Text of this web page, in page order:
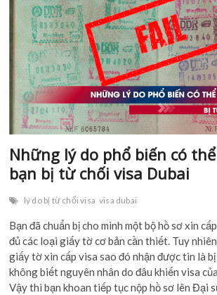
Nam
hay
không?
Thủ
tục
như
thế
nào?
Những lý do phổ biến có
bạn bị từ chối visa Dubai
lý do bị từ chối visa visa dubai
Bạn đã chuẩn bị cho mình một bộ hồ sơ xin
đủ các loại giấy tờ cơ bản cần thiết. Tuy
giấy tờ xin cấp visa sao đó nhận được tin là bị
không biết nguyên nhân do đâu khiến visa
Vậy thì bạn khoan tiếp tục nộp hồ sơ lên Đại